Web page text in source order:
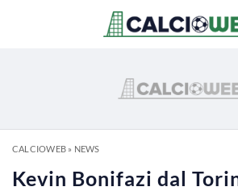
CALCIOWEB» NEWS
Kevin Bonifazi dal